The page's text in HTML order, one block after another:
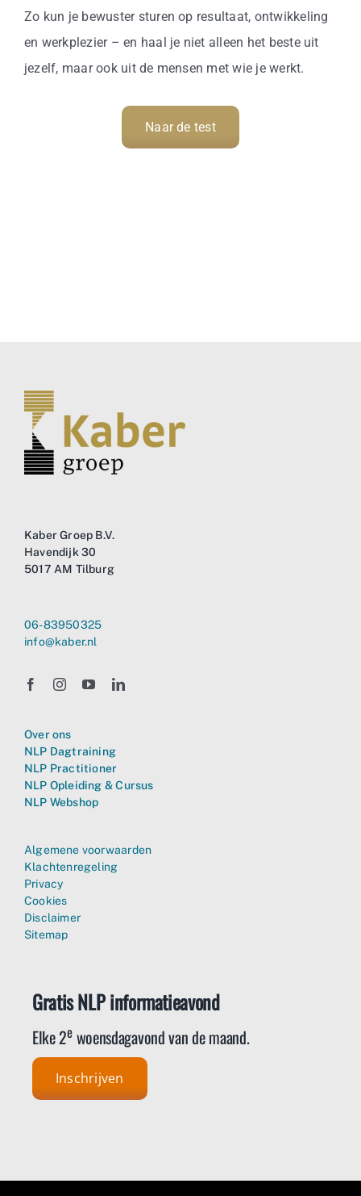
Zo kun je bewuster sturen op resultaat, ontwikkeling
en werkplezier – en haal je niet alleen het beste uit
jezelf, maar ook uit de mensen met wie je werkt.
Naar de test
Kaber Groep B.V.
Havendijk 30
5017 AM Tilburg
06-83950325
info@kaber.nl
Over ons
NLP Dagtraining
NLP Practitioner
NLP Opleiding & Cursus
NLP Webshop
Algemene voorwaarden
Klachtenregeling
Privacy
Cookies
Disclaimer
Sitemap
Gratis NLP informatieavond
Elke 2ewoensdagavond van de maand.
Inschrijven